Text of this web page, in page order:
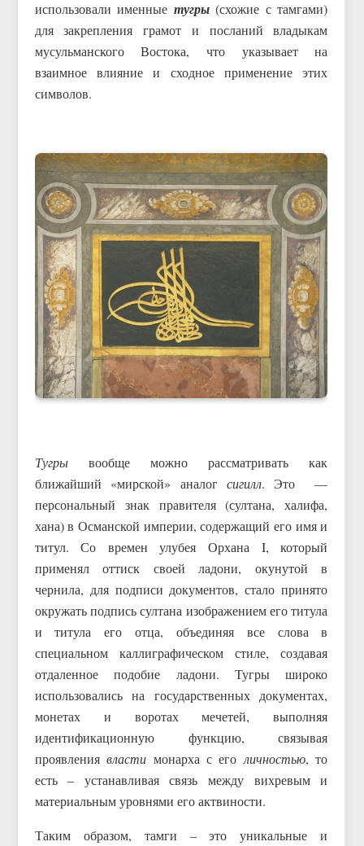
использовали именные тугры(схожие с тамгами)
для закрепления грамот и посланий владыкам
мусульманского Востока, что указывает на
взаимное влияние и сходное применение этих
символов.
Тугрывообще можно рассматривать как
ближайший «мирской» аналог сигилл. Это —
персональный знак правителя (султана, халифа,
хана) в Османской империи, содержащий его имя и
титул. Со времен улубея Орхана I, который
применял оттиск своей ладони, окунутой в
чернила, для подписи документов, стало принято
окружать подпись султана изображением его титула
и титула его отца, объединяя все слова в
специальном каллиграфическом стиле, создавая
отдаленное подобие ладони. Тугры широко
использовались на государственных документах,
монетах и воротах мечетей, выполняя
идентификационную функцию, связывая
проявлениявласти монарха с его личностью, то
есть – устанавливая связь между вихревым и
материальным уровнями его актвиности.
Таким образом, тамги – это уникальные и